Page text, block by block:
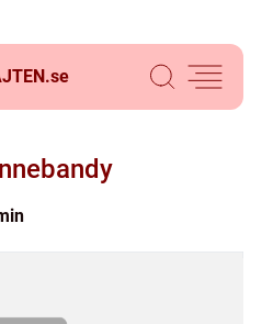
se